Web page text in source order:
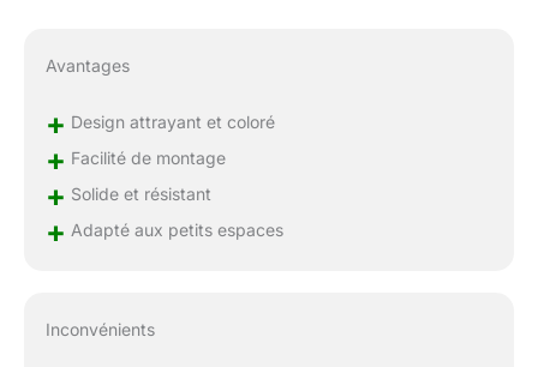
Avantages
+ Design attrayant et coloré
+ Facilité de montage
+ Solide et résistant
+ Adapté aux petits espaces
Inconvénients